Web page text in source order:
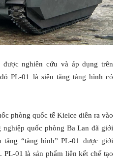
nghiên cứu và áp dụng trên
PL-01 là siêu tăng tàng hình có
phòng quốc tế Kielce diễn ra vào
quốc phòng Ba Lan đã giới
tăng “tàng hình” PL-01 được giới
01 là sản phẩm liên kết chế tạo